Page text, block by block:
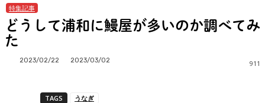
特集記事
どうして浦和に鰻屋が多いのか調べてみ
た
911
2023/02/22 2023/03/02
TAGS うなぎ